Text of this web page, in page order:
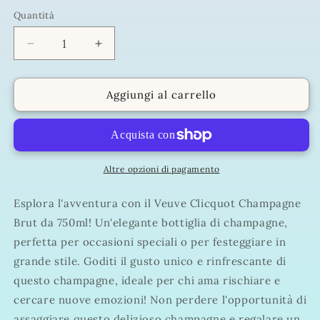
Quantità
Quantità
Diminuisci
quantità
per
Clicquot
750ml
Aumenta
quantità
per
Veuve
Clicquot
Brut
750ml
Aggiungi al carrello
Altre opzioni di pagamento
Esplora l'avventura con il Veuve Clicquot Champagne
Brut da 750ml! Un'elegante bottiglia di champagne,
perfetta per occasioni speciali o per festeggiare in
grande stile. Goditi il gusto unico e rinfrescante di
questo champagne, ideale per chi ama rischiare e
cercare nuove emozioni! Non perdere l'opportunità di